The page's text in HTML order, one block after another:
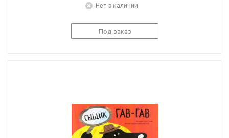
Нет в наличии
Под заказ